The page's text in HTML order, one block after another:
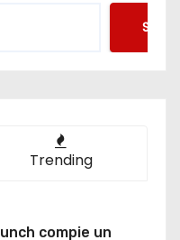
Trending
compie un